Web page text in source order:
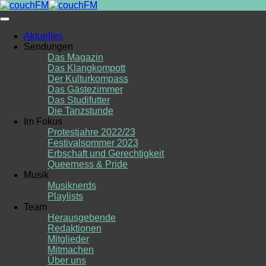
Skip
to
Aktuelles
Sendungen
Das Magazin
Das Klangkompott
Der Kulturkompass
Das Gästezimmer
Das Studifutter
Die Tanzstunde
Im Fokus
Protestjahre 2022/23
Festivalsommer 2023
Erbschaft und Gerechtigkeit
Queerness & Pride
Musik
Musiknerds
Playlists
Team
Herausgebende
Redaktionen
Mitglieder
Mitmachen
Über uns